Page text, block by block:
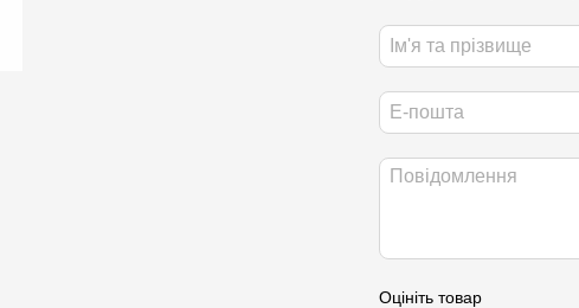
Оцініть товар